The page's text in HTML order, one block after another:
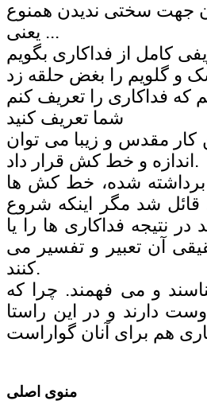
یعنی ...
کامل از فداکاری بگویم
و گلویم را بغض حلقه زد
شما تعریف کنید
کار مقدس و زیبا می توان
اندازه و خط کش قرار داد.
شده، خط کش ها
شد مگر اینکه شروع
نتیجه فداکاری ها را یا
آن تعبیر و تفسیر می
کنند.
و می فهمند. چرا که
دارند و در این راستا
منوی اصلی